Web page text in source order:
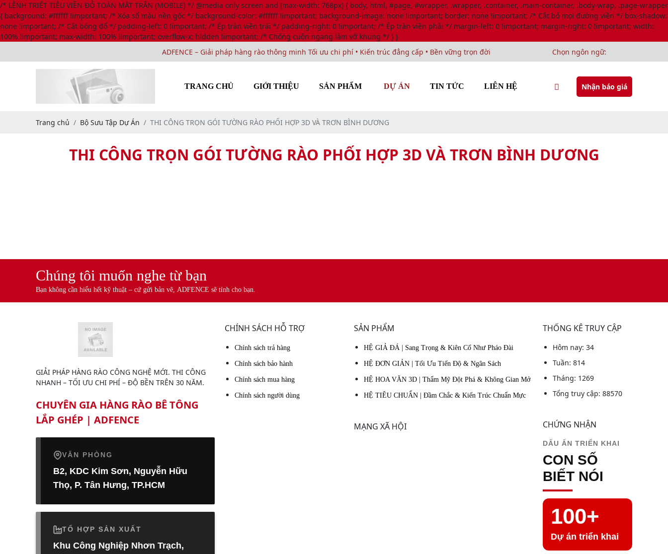
/* LỆNH TRIỆT TIÊU VIỀN ĐỎ TOÀN MẶT TRẬN (MOBILE) */ @media only screen and (max-width: 768px) { body, html, #page, #wrapper, .wrapper, .container, .main-container, .body-wrap, .page-wrapper
{ background: #ffffff !important; /* Xóa sổ màu nền gốc */ background-color: #ffffff !important; background-image: none !important; border: none !important; /* Cắt bỏ mọi đường viền */ box-shadow:
none !important; /* Cắt bóng đổ */ padding-left: 0 !important; /* Ép tràn viền trái */ padding-right: 0 !important; /* Ép tràn viền phải */ margin-left: 0 !important; margin-right: 0 !important; width:
100% !important; max-width: 100% !important; overflow-x: hidden !important; /* Chống cuộn ngang làm vỡ khung */ } }
ADFENCE – Giải pháp hàng rào thông minh Tối ưu chi phí • Kiến trúc đẳng cấp • Bền vững trọn đời
Chọn ngôn ngữ:
TRANG CHỦ GIỚI THIỆU SẢN PHẨM DỰ ÁN TIN TỨC LIÊN HỆ Nhận báo giá
Trang chủ Bộ Sưu Tập Dự Án THI CÔNG TRỌN GÓI TƯỜNG RÀO PHỐI HỢP 3D VÀ TRƠN BÌNH DƯƠNG
THI CÔNG TRỌN GÓI TƯỜNG RÀO PHỐI HỢP 3D VÀ TRƠN BÌNH DƯƠNG
Chúng tôi muốn nghe từ bạn
Bạn không cần hiểu hết kỹ thuật – cứ gửi bản vẽ, ADFENCE sẽ tính cho bạn.
GIẢI PHÁP HÀNG RÀO CÔNG NGHỆ MỚI. THI CÔNG
NHANH – TỐI ƯU CHI PHÍ – ĐỘ BỀN TRÊN 30 NĂM.
CHUYÊN GIA HÀNG RÀO BÊ TÔNG
LẮP GHÉP | ADFENCE
VĂN PHÒNG
B2, KDC Kim Sơn, Nguyễn Hữu
Thọ, P. Tân Hưng, TP.HCM
TỔ HỢP SẢN XUẤT
Khu Công Nghiệp Nhơn Trạch,
CHÍNH SÁCH HỖ TRỢ
Chính sách trả hàng
Chính sách bảo hành
Chính sách mua hàng
Chính sách người dùng
SẢN PHẨM
HỆ GIẢ ĐÁ | Sang Trọng & Kiên Cố Như Pháo Đài
HỆ ĐƠN GIẢN | Tối Ưu Tiến Độ & Ngân Sách
HỆ HOA VĂN 3D | Thẩm Mỹ Đột Phá & Không Gian Mở
HỆ TIÊU CHUẨN | Đầm Chắc & Kiến Trúc Chuẩn Mực
MẠNG XÃ HỘI
THỐNG KÊ TRUY CẬP
Hôm nay: 34
Tuần: 814
Tháng: 1269
Tổng truy cập: 88570
CHỨNG NHẬN
DẤU ẤN TRIỂN KHAI
CON SỐ
BIẾT NÓI
100+
Dự án triển khai